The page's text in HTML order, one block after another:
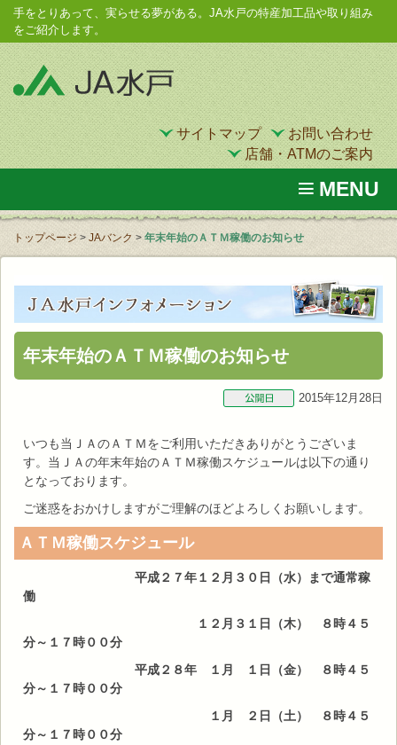
手をとりあって、実らせる夢がある。JA水戸の特産加工品や取り組み
をご紹介します。
お問い合わせ
サイトマップ
店舗・ATMのご案内
MENU
トップページ > JAバンク > 年末年始のＡＴＭ稼働のお知らせ
年末年始のＡＴＭ稼働のお知らせ
2015年12月28日
いつも当ＪＡのＡＴＭをご利用いただきありがとうございま
す。当ＪＡの年末年始のＡＴＭ稼働スケジュールは以下の通り
となっております。
ご迷惑をおかけしますがご理解のほどよろしくお願いします。
ＡＴＭ稼働スケジュール
平成２７年１２月３０日（水）まで通常稼
働
１２月３１日（木） ８時４５
分～１７時００分
平成２８年 １月 １日（金） ８時４５
分～１７時００分
１月 ２日（土） ８時４５
分～１７時００分